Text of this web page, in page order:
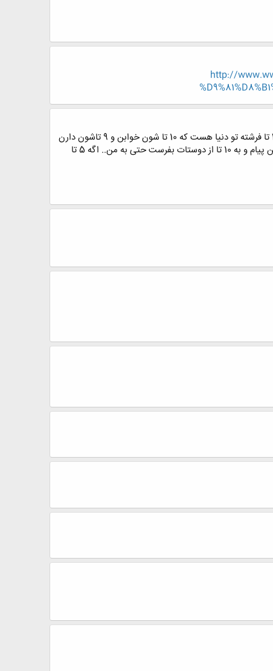
http://
یه فرشته فرستادم تا مراقبت باشه اما برگشت... پرسیدم چرا برگشتی؟.. گفت : فرشته ها نمیتونن مراقب فرشته ها باشن.. 20 تا فرشته تو دنیا هست که 10 تا شون خوابن و 9 تاشون دارن
بازی میکنن یکیشون هم داره این پیام و میخونه... این پیام جک نیست یه واقعیته.. فردا بهترین روز زندگیت خواهد بود. این پیام و به 10 تا از دوستات بفرست حتی به من.. اگه 5 تا